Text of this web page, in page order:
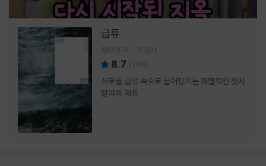
급류
정대건 저 민음사
8.7 (700)
서로를 급류 속으로 끌어당기는 파멸적인 첫사
랑과의 재회